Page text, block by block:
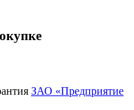
ЗАО «Предприятие